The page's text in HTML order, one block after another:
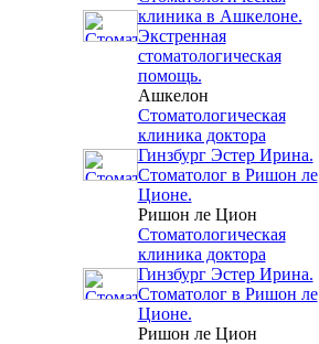
клиника в Ашкелоне.
Экстренная
стоматологическая
помощь.
Ашкелон
Стоматологическая
клиника доктора
Гинзбург Эстер Ирина.
Стоматолог в Ришон ле
Ционе.
Ришон ле Цион
Стоматологическая
клиника доктора
Гинзбург Эстер Ирина.
Стоматолог в Ришон ле
Ционе.
Ришон ле Цион